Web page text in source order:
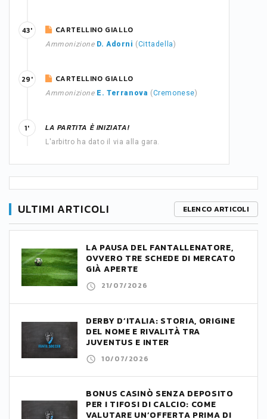
CARTELLINO GIALLO
Ammonizione D. Adorni (Cittadella)
43'
CARTELLINO GIALLO
Ammonizione E. Terranova (Cremonese)
29'
LA PARTITA È INIZIATA!
L'arbitro ha dato il via alla gara.
1'
ULTIMI ARTICOLI ELENCO ARTICOLI
LA PAUSA DEL FANTALLENATORE,
OVVERO TRE SCHEDE DI MERCATO
GIÀ APERTE
21/07/2026
DERBY D’ITALIA: STORIA, ORIGINE
DEL NOME E RIVALITÀ TRA
JUVENTUS E INTER
10/07/2026
BONUS CASINÒ SENZA DEPOSITO
PER I TIFOSI DI CALCIO: COME
VALUTARE UN’OFFERTA PRIMA DI